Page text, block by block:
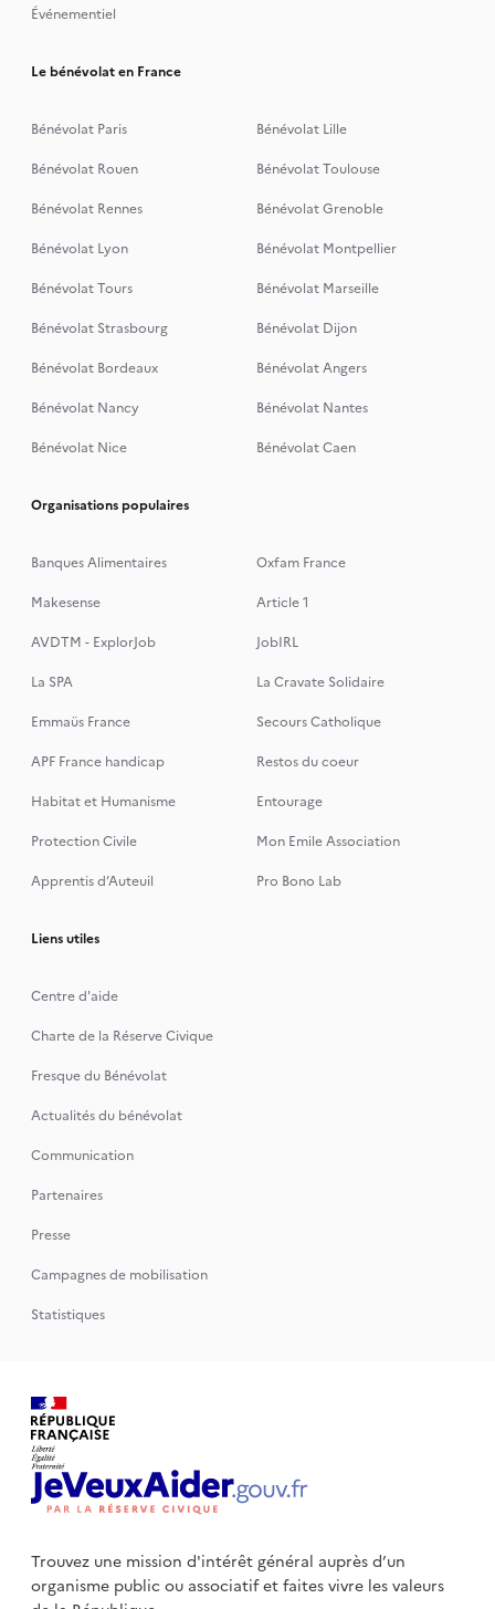
Événementiel
Le bénévolat en France
Bénévolat Paris
Bénévolat Lille
Bénévolat Rouen
Bénévolat Toulouse
Bénévolat Rennes
Bénévolat Grenoble
Bénévolat Lyon
Bénévolat Montpellier
Bénévolat Tours
Bénévolat Marseille
Bénévolat Strasbourg
Bénévolat Dijon
Bénévolat Bordeaux
Bénévolat Angers
Bénévolat Nancy
Bénévolat Nantes
Bénévolat Nice
Bénévolat Caen
Organisations populaires
Banques Alimentaires
Oxfam France
Makesense
Article 1
AVDTM - ExplorJob
JobIRL
La SPA
La Cravate Solidaire
Emmaüs France
Secours Catholique
APF France handicap
Restos du coeur
Habitat et Humanisme
Entourage
Protection Civile
Mon Emile Association
Apprentis d’Auteuil
Pro Bono Lab
Liens utiles
Centre d'aide
Charte de la Réserve Civique
Fresque du Bénévolat
Actualités du bénévolat
Communication
Partenaires
Presse
Campagnes de mobilisation
Statistiques
Trouvez une mission d'intérêt général auprès d’un
organisme publicou associatif et faites vivre les valeurs